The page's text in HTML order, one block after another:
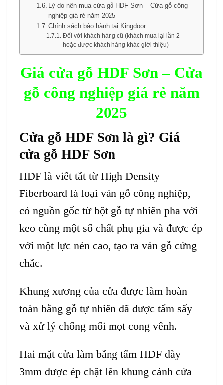
Lý do nên mua cửa gỗ HDF Sơn – Cửa gỗ công
nghiệp giá rẻ năm 2025
Chính sách bảo hành tại Kingdoor
Đối với khách hàng cũ (khách mua lại lần 2
hoặc được khách hàng khác giới thiệu)
Giá cửa gỗ HDF Sơn – Cửa
gỗ công nghiệp giá rẻ năm
2025
Cửa gỗ HDF Sơn là gì? Giá
cửa gỗ HDF Sơn
HDF là viết tắt từ High Density
Fiberboard là loại ván gỗ công nghiệp,
có nguồn gốc từ bột gỗ tự nhiên pha với
keo cùng một số chất phụ gia và được ép
với một lực nén cao, tạo ra ván gỗ cứng
chắc.
Khung xương của cửa được làm hoàn
toàn bằng gỗ tự nhiên đã được tẩm sấy
và xử lý chống mối mọt cong vênh.
Hai mặt cửa làm bằng tấm HDF dày
3mm được ép chặt lên khung cánh cửa